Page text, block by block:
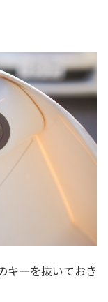
キーを抜いておき